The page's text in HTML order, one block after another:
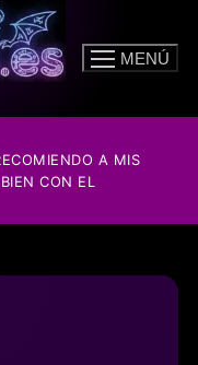
MENÚ
A MIS
CON EL